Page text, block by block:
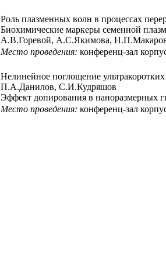
Роль плазменных волн в процессах
Биохимические маркеры семенной
А.В.Горевой, А.С.Якимова,
Место проведения: конференц-зал
Нелинейное поглощение
П.А.Данилов, С.И.Кудряшов
Эффект допирования в наноразмерных
Место проведения: конференц-зал